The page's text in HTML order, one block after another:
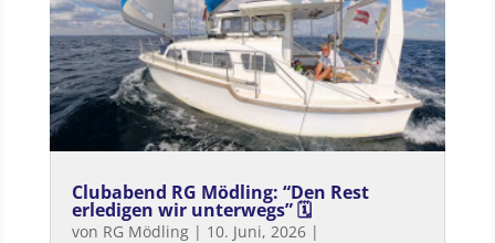
Clubabend RG Mödling: “Den Rest
erledigen wir unterwegs” 🗓
von RG Mödling| 10. Juni, 2026|